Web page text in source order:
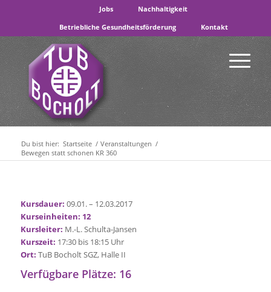
Jobs
Nachhaltigkeit
Betriebliche Gesundheitsförderung
Kontakt
Du bist hier: Startseite / Veranstaltungen /
Bewegen statt schonen KR 360
Kursdauer: 09.01. – 12.03.2017
Kurseinheiten: 12
Kursleiter: M.-L. Schulta-Jansen
Kurszeit: 17:30 bis 18:15 Uhr
Ort: TuB Bocholt SGZ, Halle II
Verfügbare Plätze: 16